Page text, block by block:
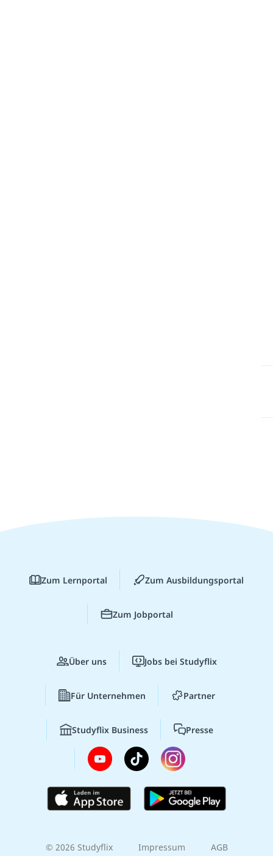
Zum Lernportal Zum Ausbildungsportal
Zum Jobportal
Über uns Jobs bei Studyflix
Für Unternehmen Partner
Studyflix Business Presse
© 2026 Studyflix Impressum AGB